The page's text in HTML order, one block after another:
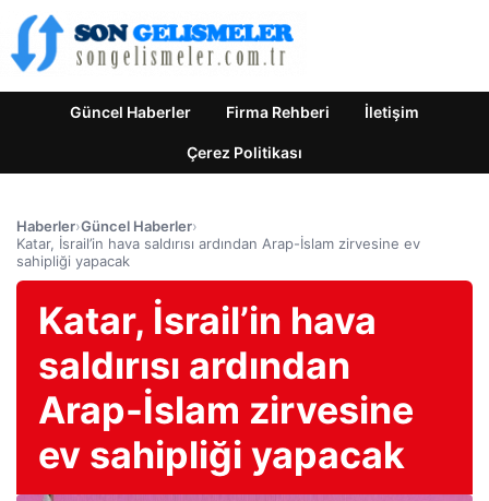
Güncel Haberler Firma Rehberi İletişim
Çerez Politikası
Haberler›Güncel Haberler›
Katar, İsrail’in hava saldırısı ardından Arap-İslam zirvesine ev
sahipliği yapacak
Katar, İsrail’in hava
saldırısı ardından
Arap-İslam zirvesine
ev sahipliği yapacak